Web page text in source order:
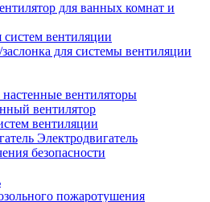
для ванных комнат и
систем вентиляции
для системы вентиляции
вентиляторы
вентилятор
вентиляции
Электродвигатель
безопасности
пожаротушения